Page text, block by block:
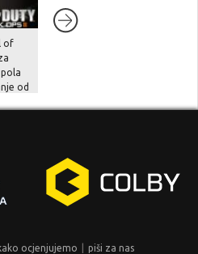
of
od
ocjenjujemo piši za nas